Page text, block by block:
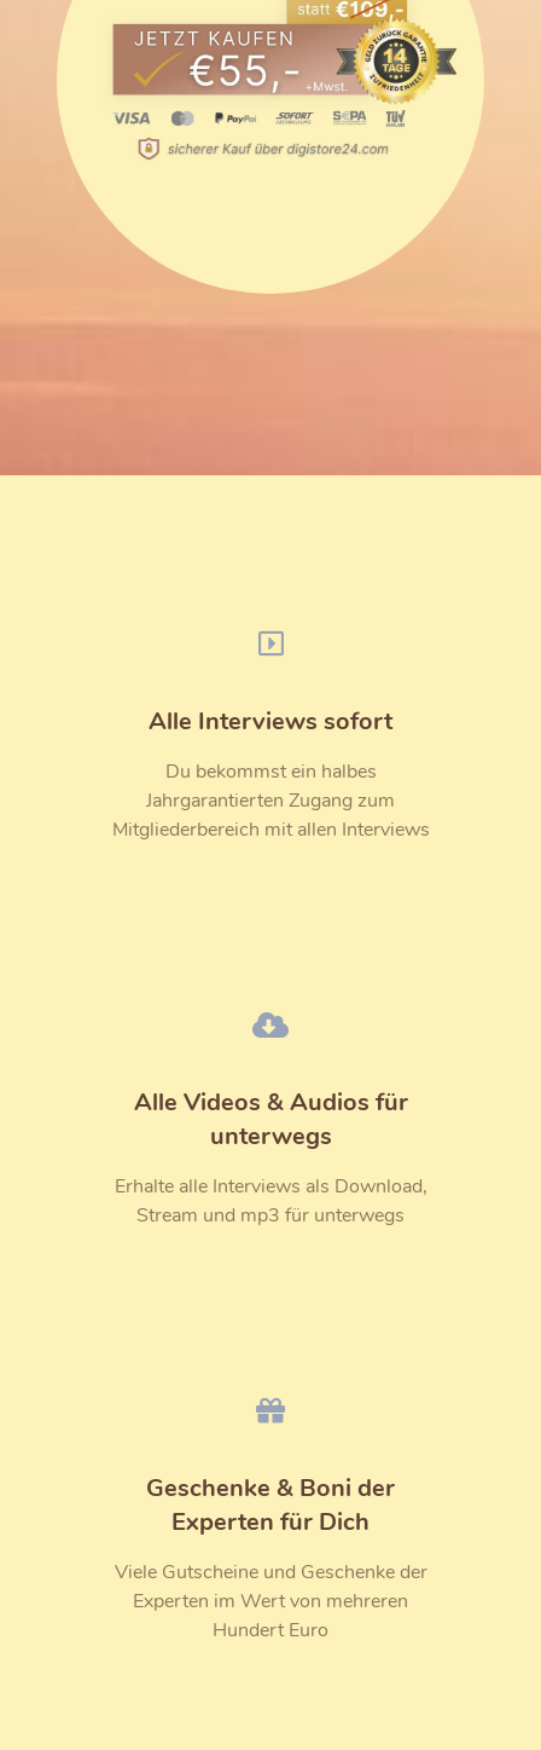
Alle Interviews sofort
Du bekommst ein halbes
Jahrgarantierten Zugang zum
Mitgliederbereich mit allen Interviews
Alle Videos & Audios für
unterwegs
Erhalte alle Interviews als Download,
Stream und mp3 für unterwegs
Geschenke & Boni der
Experten für Dich
Viele Gutscheine und Geschenke der
Experten im Wert von mehreren
Hundert Euro